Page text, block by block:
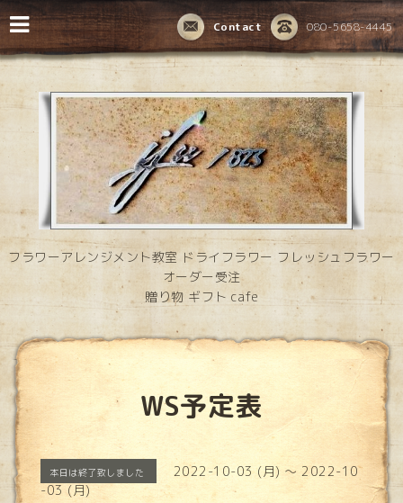
080-5658-4445
Contact
フラワーアレンジメント教室 ドライフラワー フレッシュフラワー
オーダー受注
贈り物 ギフト cafe
WS予定表
本日は終了致しました
2022-10-03 (月) ～ 2022-10
-03 (月)